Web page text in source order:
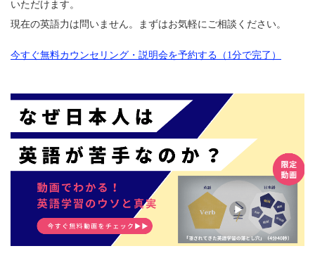
いただけます。
現在の英語力は問いません。まずはお気軽にご相談ください。
今すぐ無料カウンセリング・説明会を予約する（1分で完了）